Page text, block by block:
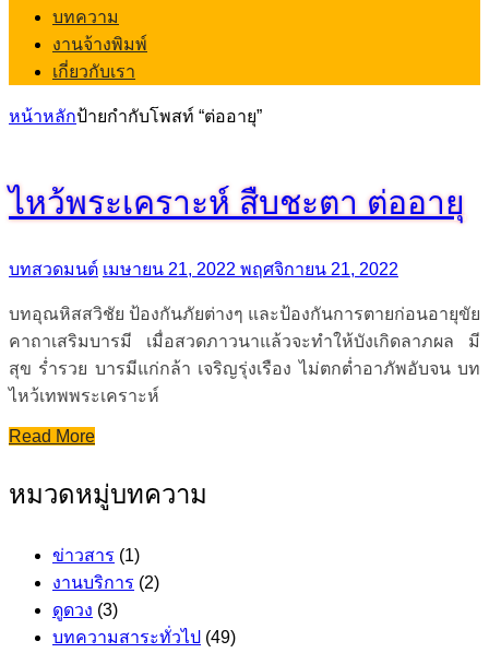
บทความ
งานจ้างพิมพ์
เกี่ยวกับเรา
หน้าหลักป้ายกำกับโพสท์ “ต่ออายุ”
ไหว้พระเคราะห์ สืบชะตา ต่ออายุ
บทสวดมนต์ เมษายน 21, 2022 พฤศจิกายน 21, 2022
บทอุณหิสสวิชัย ป้องกันภัยต่างๆ และป้องกันการตายก่อนอายุขัย
คาถาเสริมบารมี เมื่อสวดภาวนาแล้วจะทำให้บังเกิดลาภผล มี
สุข ร่ำรวย บารมีแก่กล้า เจริญรุ่งเรือง ไม่ตกต่ำอาภัพอับจน บท
ไหว้เทพพระเคราะห์
Read More
หมวดหมู่บทความ
ข่าวสาร (1)
งานบริการ (2)
ดูดวง (3)
บทความสาระทั่วไป (49)